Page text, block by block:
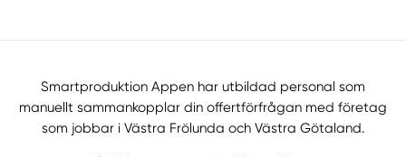
Smartproduktion Appen har utbildad personal som
manuellt sammankopplar din offertförfrågan med företag
som jobbar i Västra Frölunda och Västra Götaland.